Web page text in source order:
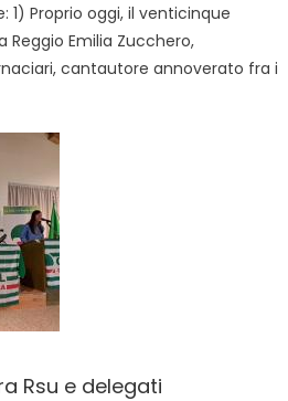
1) Proprio oggi, il venticinque
Reggio Emilia Zucchero,
cantautore annoverato fra i
Rsu e delegati